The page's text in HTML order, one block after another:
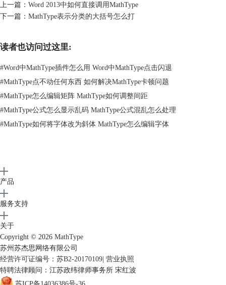
面要用到矩阵模版，这里就不再详讲。
二、编辑右半边大括号
步骤一 和上面操作一样，在MathType工具栏选择分隔符模版，单击会弹
出下拉框，在里面选择右大括号模版，如下图所示。
图3：选择右大括号模版
步骤二 单击一下右大括号模板，即可打出右半边大括号。一般右半边大
上一篇： Word 2013中如何直接调用MathType
下一篇： MathType表示分类的大括号怎么打
读者也访问过这里:
#Word中MathType插件怎么用 Word中MathType点击闪退
#MathType点不动任何东西 如何解决MathType卡顿问题
#MathType怎么编辑矩阵 MathType如何调整间距
#MathType公式怎么显示乱码 MathType公式混乱怎么处理
#MathType如何将字体改为斜体 MathType怎么编辑字体
产品
服务支持
关于
Copyright © 2026 MathType
苏州苏杰思网络有限公司
经营许可证编号：苏B2-20170109 营业执照
特聘法律顾问：江苏政纬律师事务所 宋红波